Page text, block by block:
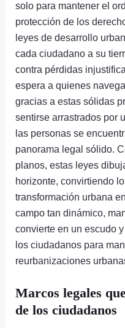
solo para mantener el
protección de los
leyes de desarrollo
cada ciudadano a su
contra pérdidas
espera a quienes
gracias a estas sólidas
sentirse arrastrados por
las personas se
panorama legal sólido.
planos, estas leyes
horizonte, convirtiendo
transformación urbana
campo tan dinámico,
convierte en un escudo
los ciudadanos para
reurbanizaciones
Marcos legales
de los ciudadanos